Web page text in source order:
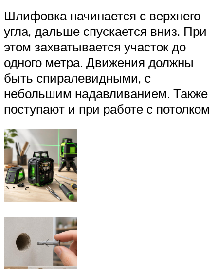
Шлифовка начинается с верхнего
угла, дальше спускается вниз. При
этом захватывается участок до
одного метра. Движения должны
быть спиралевидными, с
небольшим надавливанием. Также
поступают и при работе с потолком